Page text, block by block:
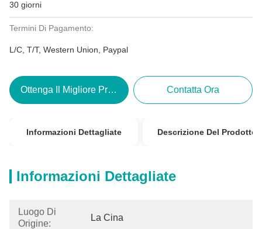
30 giorni
Termini Di Pagamento:
L/C, T/T, Western Union, Paypal
Ottenga Il Migliore Prezzo Contatta Ora
Informazioni Dettagliate Descrizione Del Prodotto
Informazioni Dettagliate
Luogo Di
Origine:
La Cina